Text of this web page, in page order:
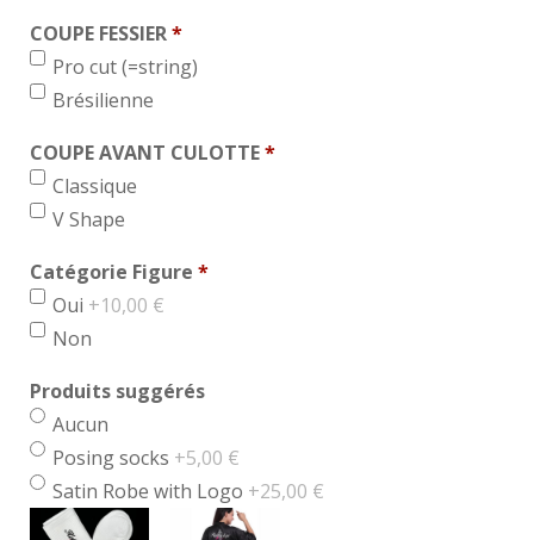
COUPE FESSIER*
Pro cut (=string)
Brésilienne
COUPE AVANT CULOTTE*
Classique
V Shape
Catégorie Figure *
Oui +10,00 €
Non
Produits suggérés
Aucun
Posing socks +5,00 €
Satin Robe with Logo +25,00 €